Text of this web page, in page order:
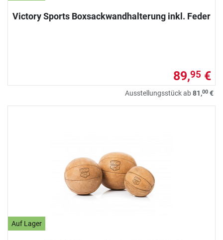
Victory Sports Boxsackwandhalterung inkl. Feder
89,95 €
Ausstellungsstück ab81,00 €
Auf Lager